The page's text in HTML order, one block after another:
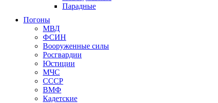
Парадные
Погоны
МВД
ФСИН
Вооруженные силы
Росгвардии
Юстиции
МЧС
СССР
ВМФ
Кадетские